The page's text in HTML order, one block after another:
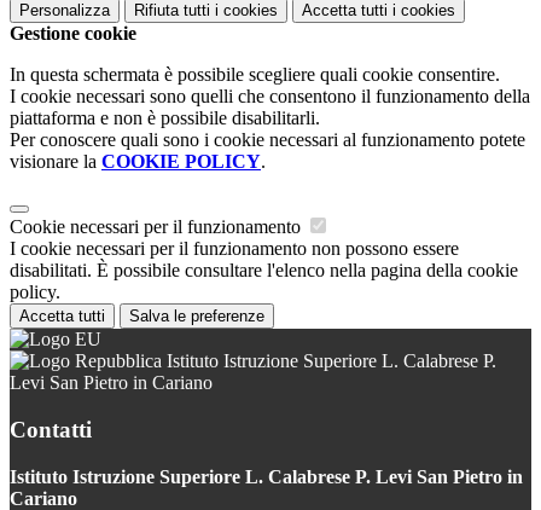
Personalizza Rifiuta tutti i cookies Accetta tutti i cookies
Gestione cookie
In questa schermata è possibile scegliere quali cookie consentire.
I cookie necessari sono quelli che consentono il funzionamento della
piattaforma e non è possibile disabilitarli.
Per conoscere quali sono i cookie necessari al funzionamento potete
visionare la COOKIE POLICY.
Cookie necessari per il funzionamento
I cookie necessari per il funzionamento non possono essere
disabilitati. È possibile consultare l'elenco nella pagina della cookie
policy.
Accetta tutti Salva le preferenze
Istituto Istruzione Superiore L. Calabrese P.
Levi San Pietro in Cariano
Contatti
Istituto Istruzione Superiore L. Calabrese P. Levi San Pietro in
Cariano